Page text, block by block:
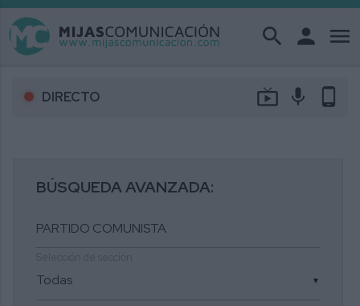
search person menu
DIRECTO live_tv mic phone_android
BÚSQUEDA AVANZADA:
▼